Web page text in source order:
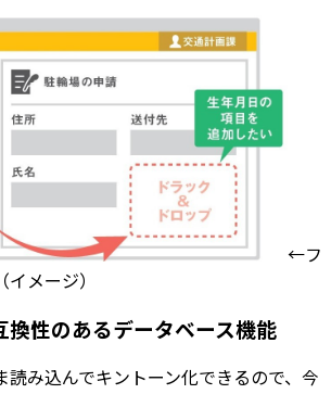
←フ
メージ）
換性のあるデータベース機能
読み込んでキントーン化できるので、今